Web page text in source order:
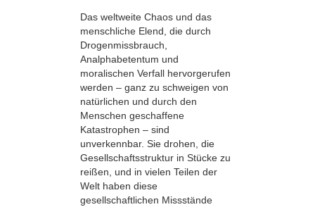
Das weltweite Chaos und das
menschliche Elend, die durch
Drogenmissbrauch,
Analphabetentum und
moralischen Verfall hervorgerufen
werden – ganz zu schweigen von
natürlichen und durch den
Menschen geschaffene
Katastrophen – sind
unverkennbar. Sie drohen, die
Gesellschaftsstruktur in Stücke zu
reißen, und in vielen Teilen der
Welt haben diese
gesellschaftlichen Missstände